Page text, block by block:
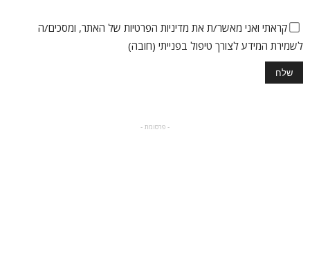
קראתי ואני מאשר/ת את מדיניות הפרטיות של האתר, ומסכים/ה
לשמירת המידע לצורך טיפול בפנייתי (חובה)
- פרסומת -